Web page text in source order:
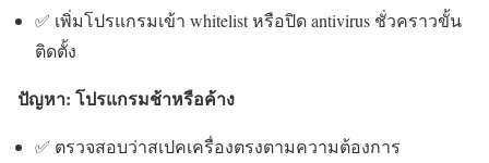
✅ เพิ่มโปรแกรมเข้า whitelist หรือปิด antivirus ชั่วคราวขั้น
ติดตั้ง
ปัญหา: โปรแกรมช้าหรือค้าง
✅ ตรวจสอบว่าสเปคเครื่องตรงตามความต้องการ